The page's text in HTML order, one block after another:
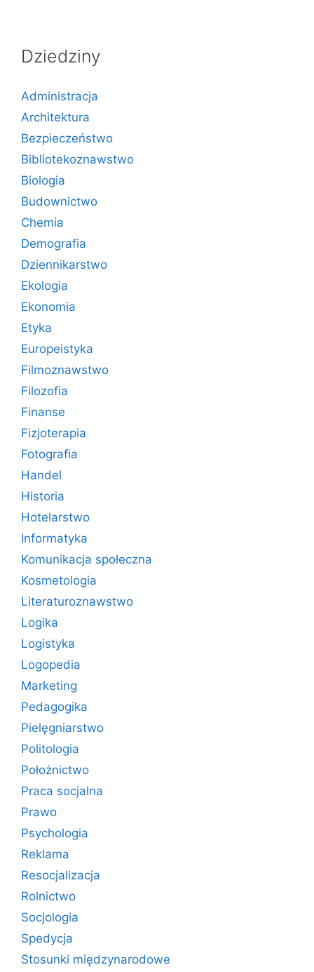
Dziedziny
Administracja
Architektura
Bezpieczeństwo
Bibliotekoznawstwo
Biologia
Budownictwo
Chemia
Demografia
Dziennikarstwo
Ekologia
Ekonomia
Etyka
Europeistyka
Filmoznawstwo
Filozofia
Finanse
Fizjoterapia
Fotografia
Handel
Historia
Hotelarstwo
Informatyka
Komunikacja społeczna
Kosmetologia
Literaturoznawstwo
Logika
Logistyka
Logopedia
Marketing
Pedagogika
Pielęgniarstwo
Politologia
Położnictwo
Praca socjalna
Prawo
Psychologia
Reklama
Resocjalizacja
Rolnictwo
Socjologia
Spedycja
Stosunki międzynarodowe